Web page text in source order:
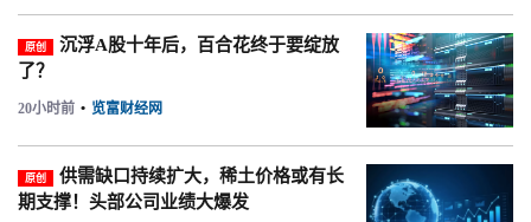
原创
沉浮A股十年后，百合花终于要绽放
了？
20小时前 • 览富财经网
原创
供需缺口持续扩大，稀土价格或有长
期支撑！头部公司业绩大爆发